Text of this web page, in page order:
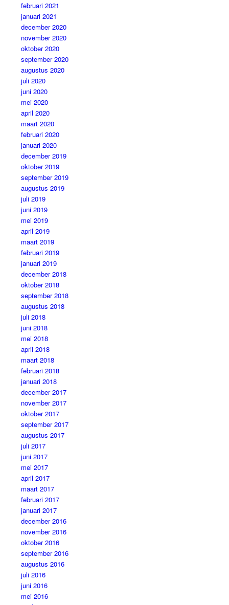
februari 2021
januari 2021
december 2020
november 2020
oktober 2020
september 2020
augustus 2020
juli 2020
juni 2020
mei 2020
april 2020
maart 2020
februari 2020
januari 2020
december 2019
oktober 2019
september 2019
augustus 2019
juli 2019
juni 2019
mei 2019
april 2019
maart 2019
februari 2019
januari 2019
december 2018
oktober 2018
september 2018
augustus 2018
juli 2018
juni 2018
mei 2018
april 2018
maart 2018
februari 2018
januari 2018
december 2017
november 2017
oktober 2017
september 2017
augustus 2017
juli 2017
juni 2017
mei 2017
april 2017
maart 2017
februari 2017
januari 2017
december 2016
november 2016
oktober 2016
september 2016
augustus 2016
juli 2016
juni 2016
mei 2016